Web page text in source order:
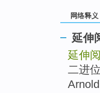
网络释义
延伸
延伸
二进